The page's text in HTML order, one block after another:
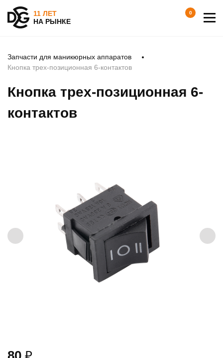
11 ЛЕТ
НА РЫНКЕ
0
Запчасти для маникюрных аппаратов
Кнопка трех-позиционная 6-контактов
Кнопка трех-позиционная 6-
контактов